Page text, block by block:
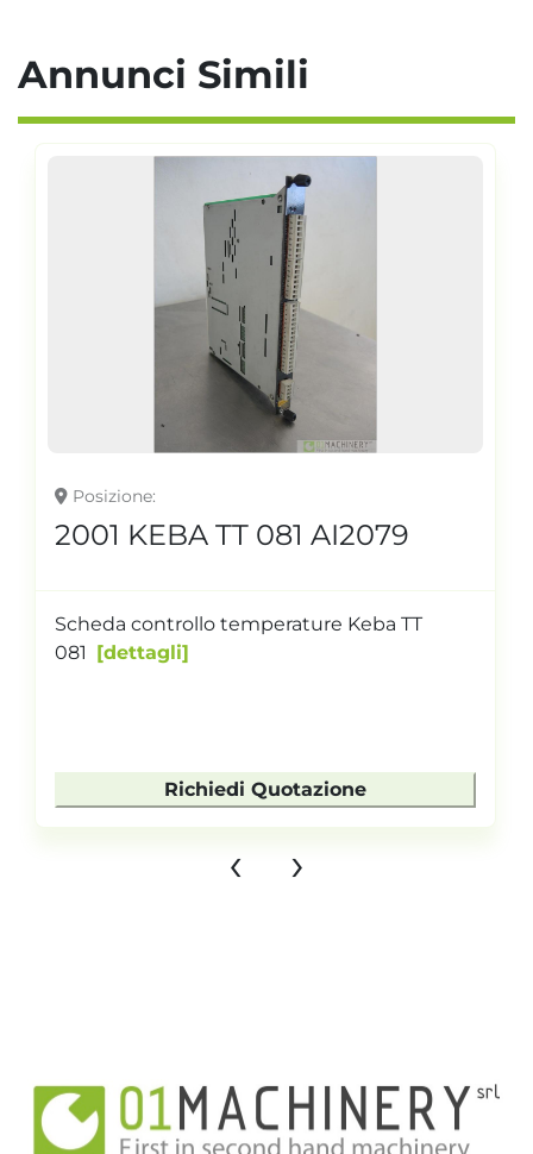
Annunci Simili
Posizione
2001 KEBA TT 081 AI2079
Scheda controllo temperature Keba TT
081
dettagli
Richiedi Quotazione
‹ ›